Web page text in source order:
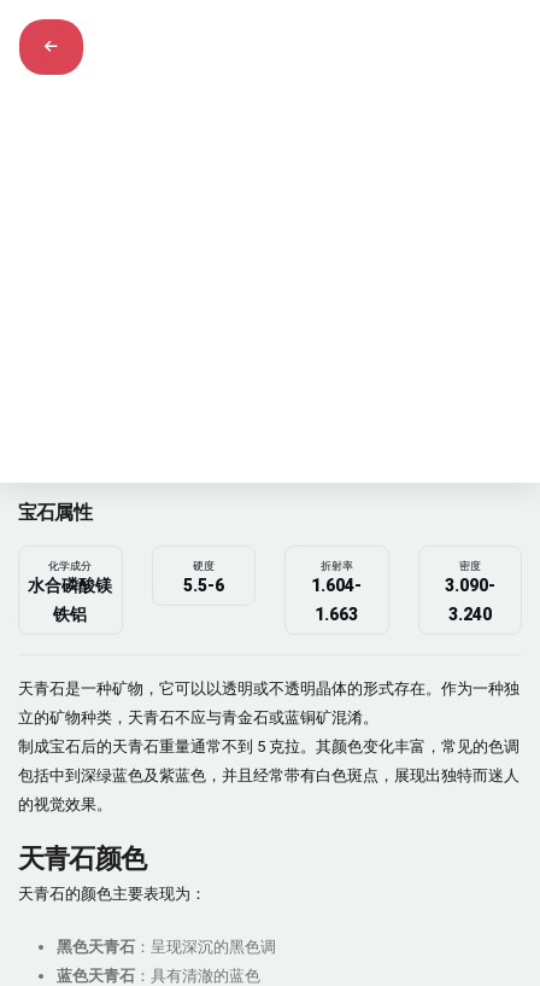
宝石属性
化学成分
水合磷酸镁
铁铝
硬度
5.5-6
折射率
1.604-
1.663
密度
3.090-
3.240
天青石是一种矿物，它可以以透明或不透明晶体的形式存在。作为一种独
立的矿物种类，天青石不应与青金石或蓝铜矿混淆。
制成宝石后的天青石重量通常不到 5 克拉。其颜色变化丰富，常见的色调
包括中到深绿蓝色及紫蓝色，并且经常带有白色斑点，展现出独特而迷人
的视觉效果。
天青石颜色
天青石的颜色主要表现为：
黑色天青石 ：呈现深沉的黑色调
蓝色天青石 ：具有清澈的蓝色